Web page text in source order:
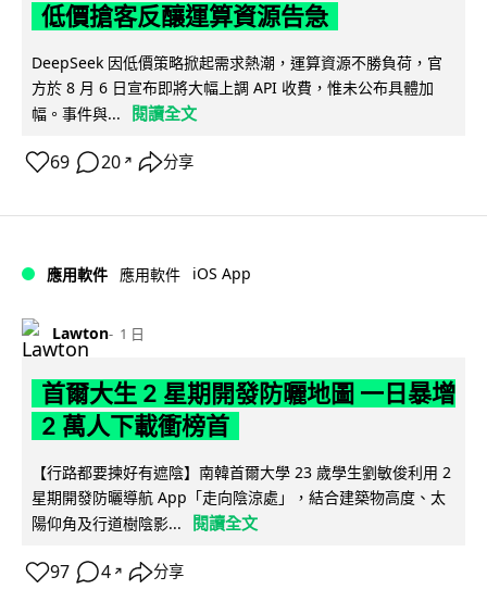
低價搶客反釀運算資源告急
DeepSeek 因低價策略掀起需求熱潮，運算資源不勝負荷，官
方於 8 月 6 日宣布即將大幅上調 API 收費，惟未公布具體加
幅。事件與...
閱讀全文
69 20 ↗ 分享
應用軟件 應用軟件 iOS App
Lawton 1 日
首爾大生 2 星期開發防曬地圖 一日暴增
2 萬人下載衝榜首
【行路都要揀好有遮陰】南韓首爾大學 23 歲學生劉敏俊利用 2
星期開發防曬導航 App「走向陰涼處」，結合建築物高度、太
陽仰角及行道樹陰影...
閱讀全文
97 4 ↗ 分享